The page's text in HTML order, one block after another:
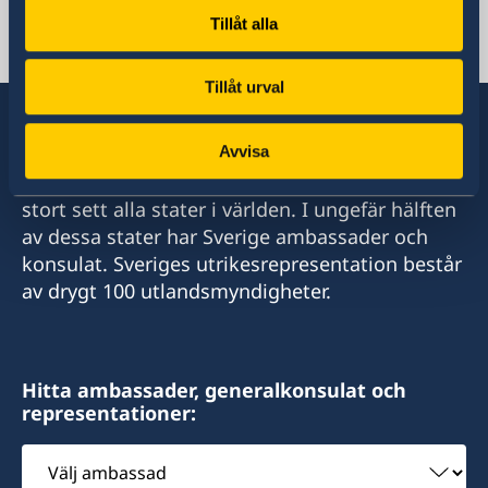
Tillåt alla
Tillåt urval
Avvisa
Singapore, Singapore
Sverige har diplomatiska förbindelser med i
stort sett alla stater i världen. I ungefär hälften
av dessa stater har Sverige ambassader och
konsulat. Sveriges utrikesrepresentation består
av drygt 100 utlandsmyndigheter.
Hitta ambassader, generalkonsulat och
representationer:
Välj
ambassad